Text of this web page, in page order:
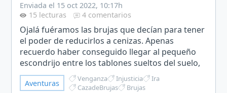
Enviada el 15 oct 2022, 10:17h
15 lecturas
4 comentarios
Ojalá fuéramos las brujas que decían para tener
el poder de reducirlos a cenizas. Apenas
recuerdo haber conseguido llegar al pequeño
escondrijo entre los tablones sueltos del suelo,
desde los últimos minutos lo único que
conseguía hacer es es…
Aventuras Venganza Injusticia
Ira
CazadeBrujas
Brujas